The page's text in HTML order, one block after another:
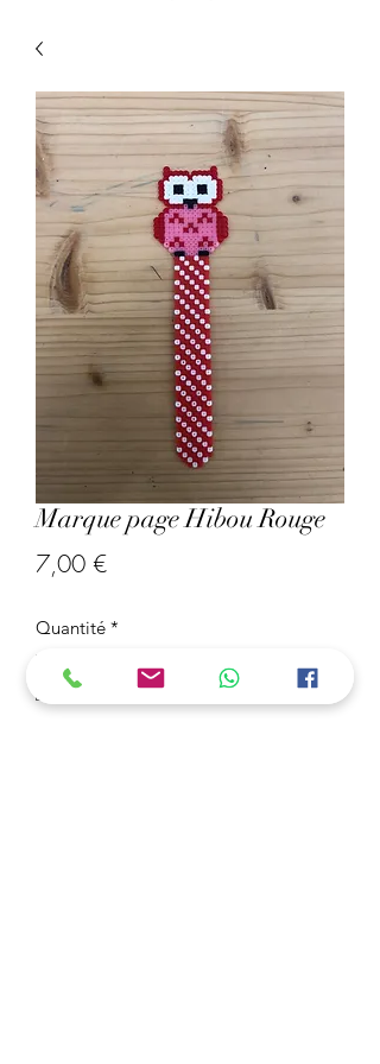
Marque page Hibou Rouge
7,00 €Prix
Quantité *